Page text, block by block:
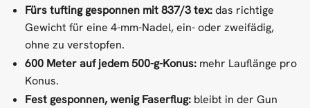
Fürs tufting gesponnen mit 837/3 tex:das richtige
Gewicht für eine 4-mm-Nadel, ein- oder zweifädig,
ohne zu verstopfen.
600 Meter auf jedem 500-g-Konus:mehr Lauflänge pro
Konus.
Fest gesponnen, wenig Faserflug:bleibt in der Gun